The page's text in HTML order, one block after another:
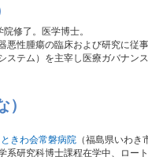
修了。医学博士。
悪性腫瘍の臨床および研究に
ステム）を主宰し医療ガバナン
ときわ会常磐病院 （福島県いわき
系研究科博士課程在学中、ロー